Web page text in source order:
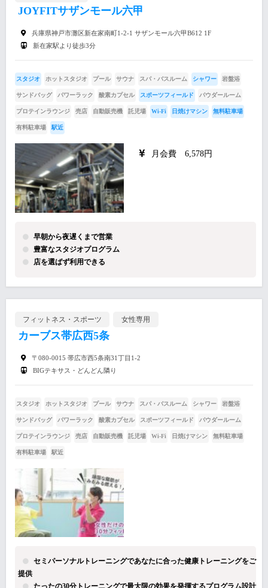
JOYFITサザンモール六甲
兵庫県神戸市灘区新在家南町1-2-1 サザンモール六甲B612 1F
新在家駅より徒歩3分
スタジオ ホットスタジオ プール サウナ スパ・バスルーム シャワー 岩盤浴
サンドバッグ パワーラック 酸素カプセル スポーツフィールド パウダールーム
プロテインラウンジ 売店 自動販売機 託児場 Wi-Fi 日焼けマシン 無料駐車場
有料駐車場 駅近
月会費 6,578円
早朝から夜遅くまで営業
豊富なスタジオプログラム
店を選ばず利用できる
フィットネス・スポーツ 女性専用
カーブス帯広西5条
〒080-0015 帯広市西5条南31丁目1-2
BIGテキサス・どんどん隣り
スタジオ ホットスタジオ プール サウナ スパ・バスルーム シャワー 岩盤浴
サンドバッグ パワーラック 酸素カプセル スポーツフィールド パウダールーム
プロテインラウンジ 売店 自動販売機 託児場 Wi-Fi 日焼けマシン 無料駐車場
有料駐車場 駅近
セミパーソナルトレーニングであなたに合った健康トレーニングをご
提供